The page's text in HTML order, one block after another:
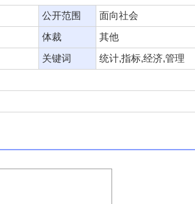
公开范围 面向社会
体裁 其他
关键词 统计,指标,经济,管理